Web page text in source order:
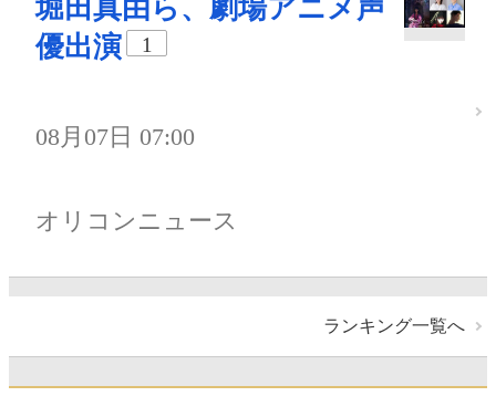
堀田真由ら、劇場アニメ声
優出演
1
08月07日 07:00
オリコンニュース
ランキング一覧へ